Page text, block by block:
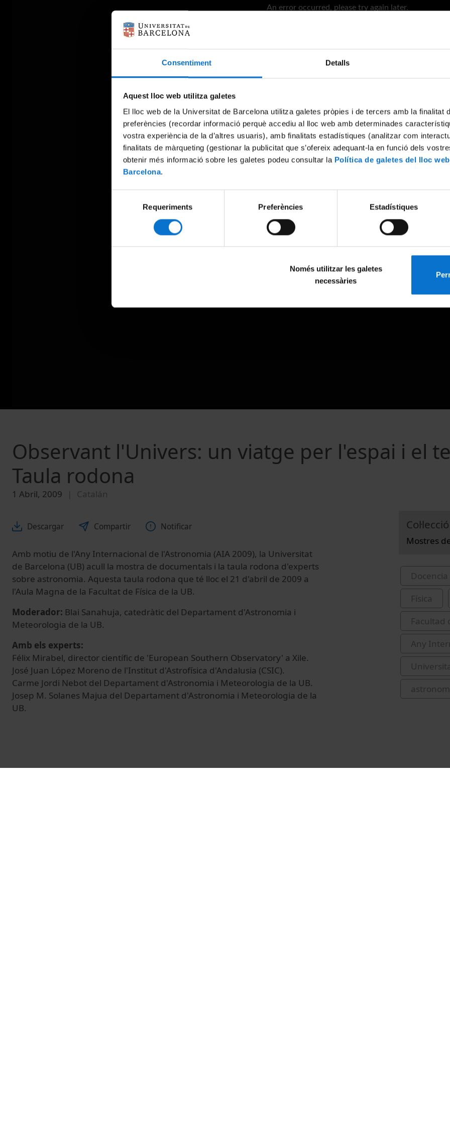
Consentiment Detalls
Aquest lloc web utilitza galetes
El lloc web de la Universitat de Barcelona utilitza galetes pròpies i de tercers amb la finalitat
preferències (recordar informació perquè accediu al lloc web amb determinades
vostra experiència de la d’altres usuaris), amb finalitats estadístiques (analitzar com
finalitats de màrqueting (gestionar la publicitat que s’ofereix adequant-la en funció dels
obtenir més informació sobre les galetes podeu consultar la Política de galetes del lloc
Barcelona.
Requeriments Preferències Estadístiques
Només utilitzar les galetes
necessàries
An error occurred, please try again later.
Observant l'Univers: un viatge per l'espai i el
Taula rodona
1 Abril, 2009 Catalán
Descargar Compartir Notificar
Amb motiu de l'Any Internacional de l'Astronomia (AIA 2009), la Universitat
de Barcelona (UB) acull la mostra de documentals i la taula rodona d'experts
sobre astronomia. Aquesta taula rodona que té lloc el 21 d'abril de 2009 a
l'Aula Magna de la Facultat de Física de la UB.
Moderador: Blai Sanahuja, catedràtic del Departament d'Astronomia i
Meteorologia de la UB.
Amb els experts:
Félix Mirabel, director científic de 'European Southern Observatory' a Xile.
José Juan López Moreno de l'Institut d'Astrofísica d'Andalusia (CSIC).
Carme Jordi Nebot del Departament d'Astronomia i Meteorologia de la UB.
Josep M. Solanes Majua del Departament d'Astronomia i Meteorologia de la
UB.
Col·lecció
Mostres
Física
Facultad
Any